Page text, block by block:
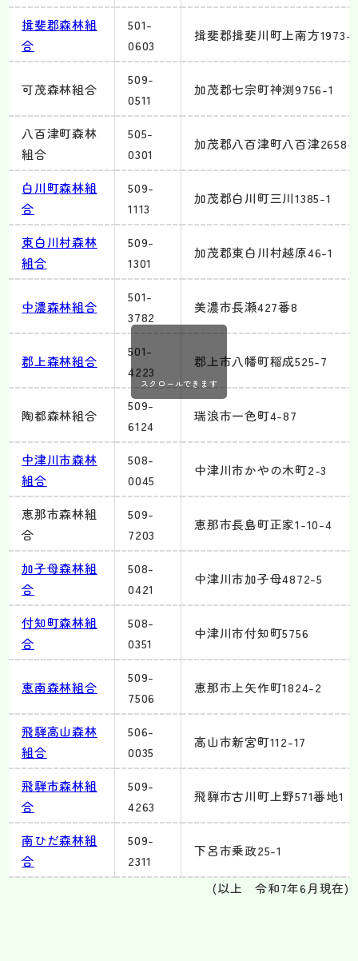
揖斐郡森林組
合
501-
0603
揖斐郡揖斐川町上南方1973-
可茂森林組合
509-
0511
加茂郡七宗町神渕9756-1
八百津町森林
組合
505-
0301
加茂郡八百津町八百津2658-
白川町森林組
合
509-
1113
加茂郡白川町三川1385-1
東白川村森林
組合
509-
1301
加茂郡東白川村越原46-1
中濃森林組合
501-
3782
美濃市長瀬427番8
郡上森林組合
501-
4223
郡上市八幡町稲成525-7
陶都森林組合
509-
6124
瑞浪市一色町4-87
中津川市森林
組合
508-
0045
中津川市かやの木町2-3
恵那市森林組
合
509-
7203
恵那市長島町正家1-10-4
加子母森林組
合
508-
0421
中津川市加子母4872-5
付知町森林組
合
508-
0351
中津川市付知町5756
恵南森林組合
509-
7506
恵那市上矢作町1824-2
飛騨高山森林
組合
506-
0035
高山市新宮町112-17
飛騨市森林組
合
509-
4263
飛騨市古川町上野571番地1
南ひだ森林組
合
509-
2311
下呂市乗政25-1
(以上 令和7年6月現在)
スクロールできます